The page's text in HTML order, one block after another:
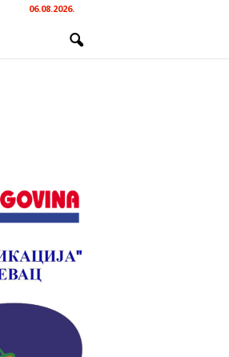
06.08.2026.